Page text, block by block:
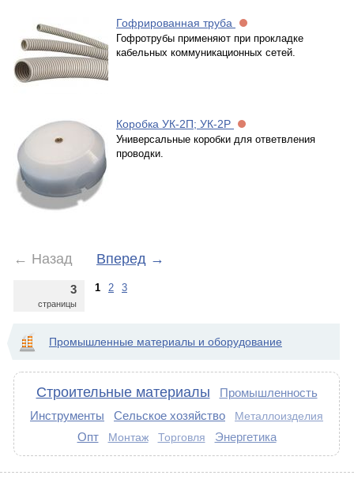
Гофрированная труба
Гофротрубы применяют при прокладке
кабельных коммуникационных сетей.
Коробка УК-2П; УК-2Р
Универсальные коробки для ответвления
проводки.
← Назад Вперед →
3
страницы
1 2 3
Промышленные материалы и оборудование
Строительные материалы
Промышленность
Инструменты
Сельское хозяйство Металлоизделия
Опт Монтаж Торговля Энергетика